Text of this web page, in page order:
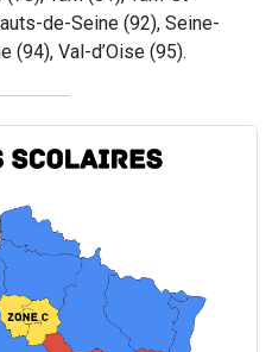
de-Seine (92), Seine-
(94), Val-d’Oise (95).